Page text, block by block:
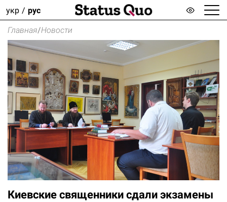
укр рус
Главная/Новости
Киевские священники сдали экзамены